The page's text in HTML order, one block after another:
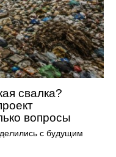
свалка?
вопросы
с будущим